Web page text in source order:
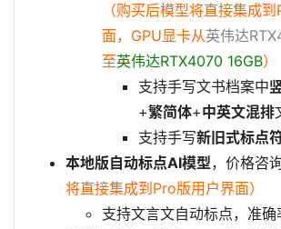
（购买后模型将直接集成
面，GPU显卡从英伟达
至英伟达RTX4070 16GB）
支持手写文书档案中
+繁简体+中英文混排
支持手写新旧式标点
本地版自动标点AI模型，价格咨
将直接集成到Pro版用户界面）
支持文言文自动标点，准